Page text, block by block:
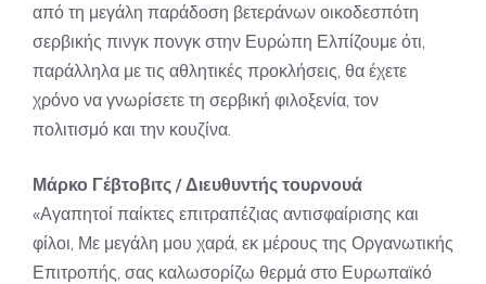
από τη μεγάλη παράδοση βετεράνων οικοδεσπότη
σερβικής πινγκ πονγκ στην Ευρώπη Ελπίζουμε ότι,
παράλληλα με τις αθλητικές προκλήσεις, θα έχετε
χρόνο να γνωρίσετε τη σερβική φιλοξενία, τον
πολιτισμό και την κουζίνα.
Μάρκο Γέβτοβιτς / Διευθυντής τουρνουά
«Αγαπητοί παίκτες επιτραπέζιας αντισφαίρισης και
φίλοι, Με μεγάλη μου χαρά, εκ μέρους της Οργανωτικής
Επιτροπής, σας καλωσορίζω θερμά στο Ευρωπαϊκό